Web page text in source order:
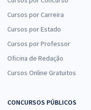
Cursos por Carreira
Cursos por Estado
Cursos por Professor
Oficina de Redação
Cursos Online Gratuitos
CONCURSOS PÚBLICOS